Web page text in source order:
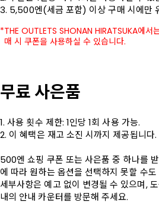
3. 5,500엔(세금 포함) 이상 구매 시에만
THE OUTLETS SHONAN HIRATSUKA에
매 시 쿠폰을 사용하실 수 있습니다.
무료 사은품
1. 사용 횟수 제한: 1인당 1회 사용 가능.
2. 이 혜택은 재고 소진 시까지 제공됩니다.
500엔 쇼핑 쿠폰 또는 사은품 중 하나를
에 따라 원하는 옵션을 선택하지 못할 수
세부사항은 예고 없이 변경될 수 있으며,
내의 안내 카운터를 방문해 주세요.